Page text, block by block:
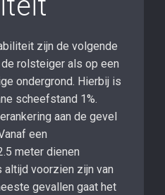
zijn de volgende
rolsteiger als op een
ondergrond. Hierbij is
scheefstand 1%.
aan de gevel
een
meter dienen
voorzien zijn van
gevallen gaat het